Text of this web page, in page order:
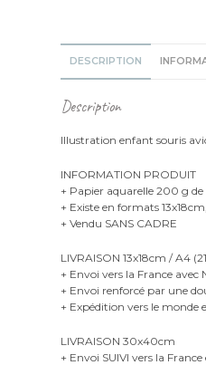
DESCRIPTION
Description
Illustration enfant souris
INFORMATION PRODUIT
+ Papier aquarelle 200 g
+ Existe en formats
+ Vendu SANS CADRE
LIVRAISON 13x18cm / A4
+ Envoi vers la France avec
+ Envoi renforcé par une
+ Expédition vers le monde
LIVRAISON 30x40cm
+ Envoi SUIVI vers la